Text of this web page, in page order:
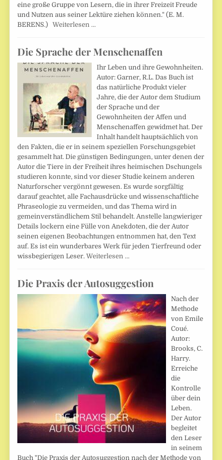
eine große Gruppe von Lesern, die in ihrer Freizeit Freude
und Nutzen aus seiner Lektüre ziehen können." (E. M.
BERENS.)Weiterlesen …
Die Sprache der Menschenaffen
Ihr Leben und ihre Gewohnheiten.
Autor: Garner, R.L. Das Buch ist
das natürliche Produkt vieler
Jahre, die der Autor dem Studium
der Sprache und der
Gewohnheiten der Affen und
Menschenaffen gewidmet hat. Der
Inhalt handelt hauptsächlich von
den Fakten, die er in seinem speziellen Forschungsgebiet
gesammelt hat. Die günstigen Bedingungen, unter denen der
Autor die Tiere in der Freiheit ihres heimischen Dschungels
studieren konnte, sind vor dieser Studie keinem anderen
Naturforscher vergönnt gewesen. Es wurde sorgfältig
darauf geachtet, alle Fachausdrücke und wissenschaftliche
Phraseologie zu vermeiden, und das Thema wird in
gemeinverständlichem Stil behandelt. Anstelle langwieriger
Details lockern eine Fülle von Anekdoten, die der Autor
seinen eigenen Beobachtungen entnommen hat, den Text
auf. Es ist ein wunderbares Werk für jeden Tierfreund oder
wissbegierigen Leser.Weiterlesen …
Die Praxis der Autosuggestion
Nach der
Methode
von Emile
Coué.
Autor:
Brooks, C.
Harry.
Erreiche
die
Kontrolle
über dein
Leben.
Der Autor
begleitet
den Leser
in seinem
Buch "Die Praxis der Autosuggestion nach der Methode von